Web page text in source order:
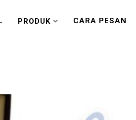
PRODUK CARA PESAN